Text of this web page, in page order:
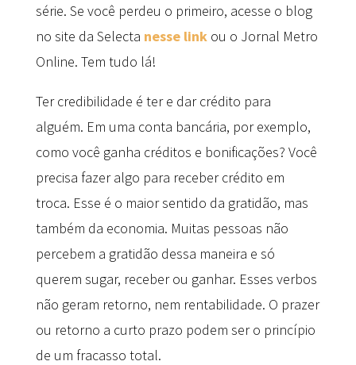
série. Se você perdeu o primeiro, acesse o blog
no site da Selecta nesse linkou o Jornal Metro
Online. Tem tudo lá!
Ter credibilidade é ter e dar crédito para
alguém. Em uma conta bancária, por exemplo,
como você ganha créditos e bonificações? Você
precisa fazer algo para receber crédito em
troca. Esse é o maior sentido da gratidão, mas
também da economia. Muitas pessoas não
percebem a gratidão dessa maneira e só
querem sugar, receber ou ganhar. Esses verbos
não geram retorno, nem rentabilidade. O prazer
ou retorno a curto prazo podem ser o princípio
de um fracasso total.